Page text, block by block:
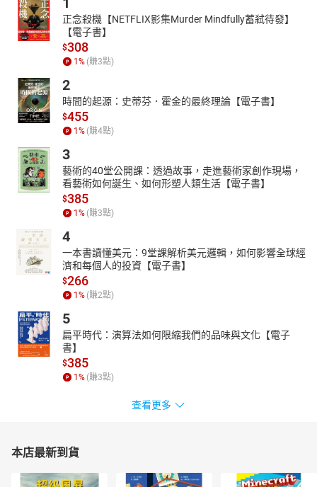
正念殺機【NETFLIX影集Murder Mindfully蓄弒待發】
【電子書】
$308
1 % (賺3點)
2
時間的起源：史蒂芬．霍金的最終理論【電子書】
$455
1 % (賺4點)
3
藝術的40堂公開課：透過故事，走進藝術家創作現場，
看藝術如何誕生、如何形塑人類生活【電子書】
$385
1 % (賺3點)
4
一本書讀懂美元：9堂課解析美元邏輯，如何影響全球經
濟和每個人的投資【電子書】
$266
1 % (賺2點)
5
扁平時代：演算法如何限縮我們的品味與文化【電子
書】
$385
1 % (賺3點)
查看更多
本店最新到貨